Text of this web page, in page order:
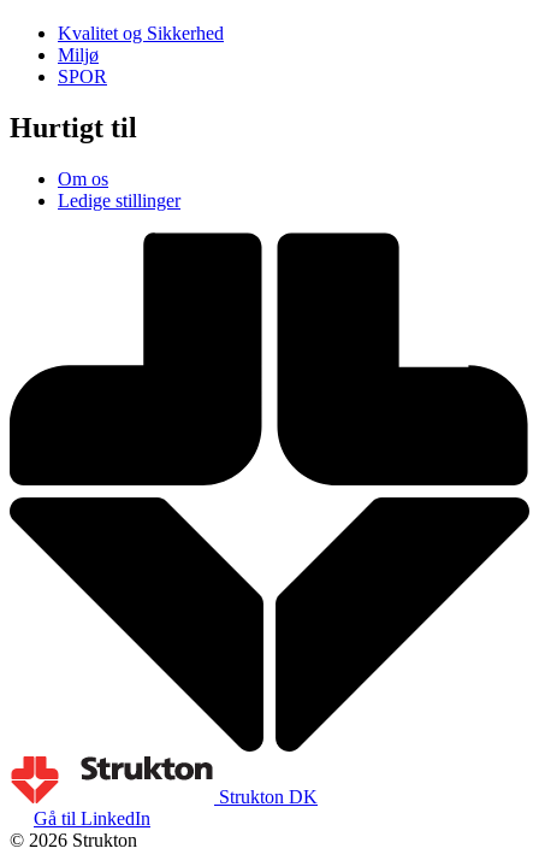
Kvalitet og Sikkerhed
Miljø
SPOR
Hurtigt til
Om os
Ledige stillinger
Strukton DK
Gå til LinkedIn
© 2026 Strukton